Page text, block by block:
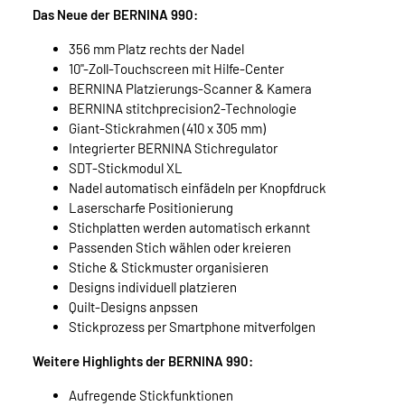
Das Neue der BERNINA 990:
356 mm Platz rechts der Nadel
10"-Zoll-Touchscreen mit Hilfe-Center
BERNINA Platzierungs-Scanner & Kamera
BERNINA stitchprecision2-Technologie
Giant-Stickrahmen (410 x 305 mm)
Integrierter BERNINA Stichregulator
SDT-Stickmodul XL
Nadel automatisch einfädeln per Knopfdruck
Laserscharfe Positionierung
Stichplatten werden automatisch erkannt
Passenden Stich wählen oder kreieren
Stiche & Stickmuster organisieren
Designs individuell platzieren
Quilt-Designs anpssen
Stickprozess per Smartphone mitverfolgen
Weitere Highlights der BERNINA 990:
Aufregende Stickfunktionen